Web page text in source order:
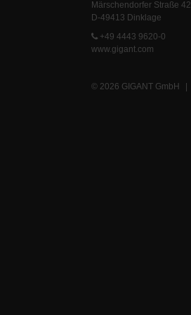
Märschendorfer Straße 42
D-49413 Dinklage
+49 4443 9620-0
www.gigant.com
© 2026 GIGANT GmbH |